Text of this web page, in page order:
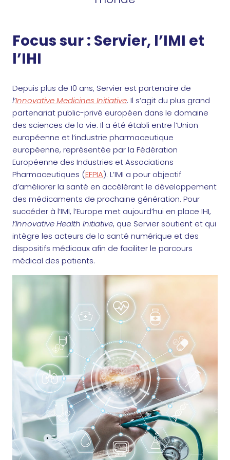
Focus sur : Servier, l’IMI et
l’IHI
Depuis plus de 10 ans, Servier est partenaire de
l’Innovative Medicines Initiative. Il s’agit du plus grand
partenariat public-privé européen dans le domaine
des sciences de la vie. Il a été établi entre l’Union
européenne et l’industrie pharmaceutique
européenne, représentée par la Fédération
Européenne des Industries et Associations
Pharmaceutiques (EFPIA). L’IMI a pour objectif
d’améliorer la santé en accélérant le développement
des médicaments de prochaine génération. Pour
succéder à l’IMI, l’Europe met aujourd’hui en place IHI,
l’Innovative Health Initiative, que Servier soutient et qui
intègre les acteurs de la santé numérique et des
dispositifs médicaux afin de faciliter le parcours
médical des patients.